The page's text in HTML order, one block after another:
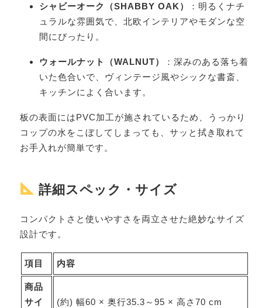
シャビーオーク（SHABBY OAK）
：明るくナチ
ュラルな雰囲気で、北欧インテリアやモダンな空
間にぴったり。
ウォールナット（WALNUT）
：深みのある落ち着
いた色合いで、ヴィンテージ風やシックな書斎、
キッチンによく合います。
板の表面にはPVC加工が施されているため、うっかり
コップの水をこぼしてしまっても、サッと拭き取れて
お手入れが簡単です。
詳細スペック・サイズ
コンパクトさと使いやすさを両立させた絶妙なサイズ
設計です。
項目 内容
商品
サイ
(約) 幅60 × 奥行35.3～95 × 高さ70 cm